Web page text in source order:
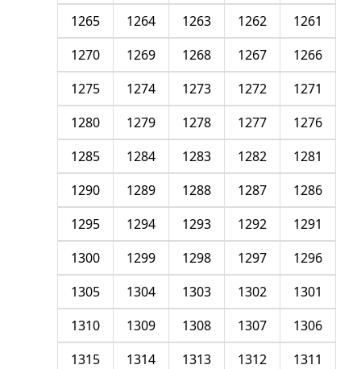
1261
1262
1263
1264
1265
1266
1267
1268
1269
1270
1271
1272
1273
1274
1275
1276
1277
1278
1279
1280
1281
1282
1283
1284
1285
1286
1287
1288
1289
1290
1291
1292
1293
1294
1295
1296
1297
1298
1299
1300
1301
1302
1303
1304
1305
1306
1307
1308
1309
1310
1311
1312
1313
1314
1315